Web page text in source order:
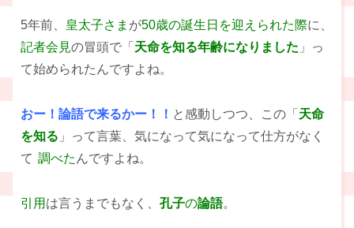
5年前、 皇太子さま が50歳の誕生日を迎えられた際に、
記者会見の冒頭で「 天命を知る年齢になりました 」っ
て始められたんですよね。
おー！論語で来るかー！！ と感動しつつ、この「 天命
を知る 」って言葉、気になって気になって仕方がなく
て 調べた んですよね。
引用 は言うまでもなく、 孔子の論語。